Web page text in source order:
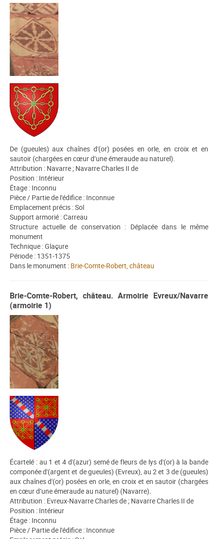
De (gueules) aux chaînes d'(or) posées en orle, en croix et en
sautoir (chargées en cœur d’une émeraude au naturel).
Attribution : Navarre ; Navarre Charles II de
Position : Intérieur
Étage : Inconnu
Pièce / Partie de l'édifice : Inconnue
Emplacement précis : Sol
Support armorié : Carreau
Structure actuelle de conservation : Déplacée dans le même
monument
Technique : Glaçure
Période : 1351-1375
Dans le monument : Brie-Comte-Robert, château
Brie-Comte-Robert, château. Armoirie Evreux/Navarre
(armoirie 1)
Écartelé : au 1 et 4 d'(azur) semé de fleurs de lys d'(or) à la bande
componée d'(argent et de gueules) (Evreux), au 2 et 3 de (gueules)
aux chaînes d'(or) posées en orle, en croix et en sautoir (chargées
en cœur d’une émeraude au naturel) (Navarre).
Attribution : Evreux-Navarre Charles de ; Navarre Charles II de
Position : Intérieur
Étage : Inconnu
Pièce / Partie de l'édifice : Inconnue